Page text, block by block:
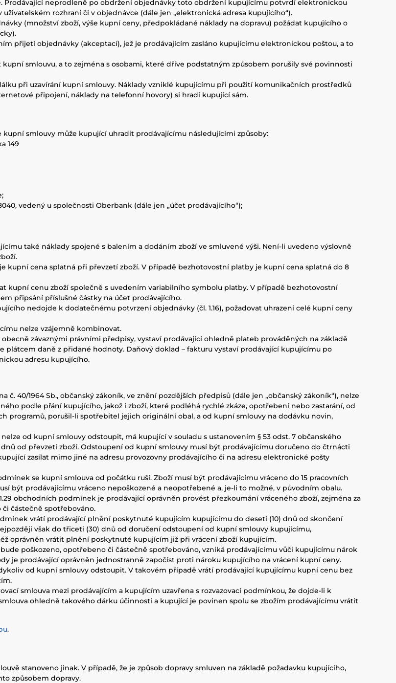
Prodávající neprodleně po obdržení objednávky toto obdržení kupujícímu potvrdí elektronickou
rozhraní či v objednávce (dále jen „elektronická adresa kupujícího“).
(množství zboží, výše kupní ceny, předpokládané náklady na dopravu) požádat kupujícího o
přijetí objednávky (akceptací), jež je prodávajícím zasláno kupujícímu elektronickou poštou, a to
smlouvu, a to zejména s osobami, které dříve podstatným způsobem porušily své povinnosti
při uzavírání kupní smlouvy. Náklady vzniklé kupujícímu při použití komunikačních prostředků
připojení, náklady na telefonní hovory) si hradí kupující sám.
kupní smlouvy může kupující uhradit prodávajícímu následujícími způsoby:
149
vedený u společnosti Oberbank (dále jen „účet prodávajícího“);
také náklady spojené s balením a dodáním zboží ve smluvené výši. Není-li uvedeno výslovně
kupní cena splatná při převzetí zboží. V případě bezhotovostní platby je kupní cena splatná do 8
kupní cenu zboží společně s uvedením variabilního symbolu platby. V případě bezhotovostní
připsání příslušné částky na účet prodávajícího.
nedojde k dodatečnému potvrzení objednávky (čl. 1.16), požadovat uhrazení celé kupní ceny
nelze vzájemně kombinovat.
závaznými právními předpisy, vystaví prodávající ohledně plateb prováděných na základě
plátcem daně z přidané hodnoty. Daňový doklad – fakturu vystaví prodávající kupujícímu po
adresu kupujícího.
č. 40/1964 Sb., občanský zákoník, ve znění pozdějších předpisů (dále jen „občanský zákoník“), nelze
podle přání kupujícího, jakož i zboží, které podléhá rychlé zkáze, opotřebení nebo zastarání, od
programů, porušil-li spotřebitel jejich originální obal, a od kupní smlouvy na dodávku novin,
od kupní smlouvy odstoupit, má kupující v souladu s ustanovením § 53 odst. 7 občanského
od převzetí zboží. Odstoupení od kupní smlouvy musí být prodávajícímu doručeno do čtrnácti
zasílat mimo jiné na adresu provozovny prodávajícího či na adresu elektronické pošty
se kupní smlouva od počátku ruší. Zboží musí být prodávajícímu vráceno do 15 pracovních
být prodávajícímu vráceno nepoškozené a neopotřebené a, je-li to možné, v původním obalu.
obchodních podmínek je prodávající oprávněn provést přezkoumání vráceného zboží, zejména za
částečně spotřebováno.
vrátí prodávající plnění poskytnuté kupujícím kupujícímu do deseti (10) dnů od skončení
však do třiceti (30) dnů od doručení odstoupení od kupní smlouvy kupujícímu,
oprávněn vrátit plnění poskytnuté kupujícím již při vrácení zboží kupujícím.
poškozeno, opotřebeno či částečně spotřebováno, vzniká prodávajícímu vůči kupujícímu nárok
je prodávající oprávněn jednostranně započíst proti nároku kupujícího na vrácení kupní ceny.
od kupní smlouvy odstoupit. V takovém případě vrátí prodávající kupujícímu kupní cenu bez
smlouva mezi prodávajícím a kupujícím uzavřena s rozvazovací podmínkou, že dojde-li k
ohledně takového dárku účinnosti a kupující je povinen spolu se zbožím prodávajícímu vrátit
.
stanoveno jinak. V případě, že je způsob dopravy smluven na základě požadavku kupujícího,
způsobem dopravy.